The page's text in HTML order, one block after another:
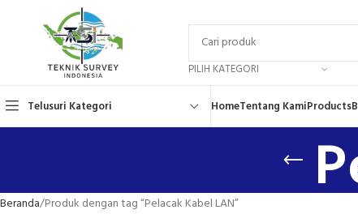
PILIH KATEGORI
Telusuri Kategori HomeTentang KamiProducts
Beranda Produk dengan tag “Pelacak Kabel LAN”